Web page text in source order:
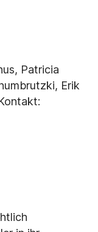
Patricia
Erik